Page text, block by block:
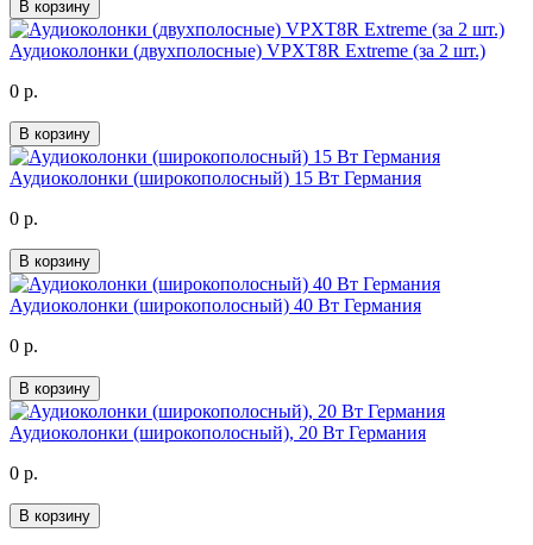
В корзину
Аудиоколонки (двухполосные) VPXT8R Extreme (за 2 шт.)
0 р.
В корзину
Аудиоколонки (широкополосный) 15 Вт Германия
0 р.
В корзину
Аудиоколонки (широкополосный) 40 Вт Германия
0 р.
В корзину
Аудиоколонки (широкополосный), 20 Вт Германия
0 р.
В корзину